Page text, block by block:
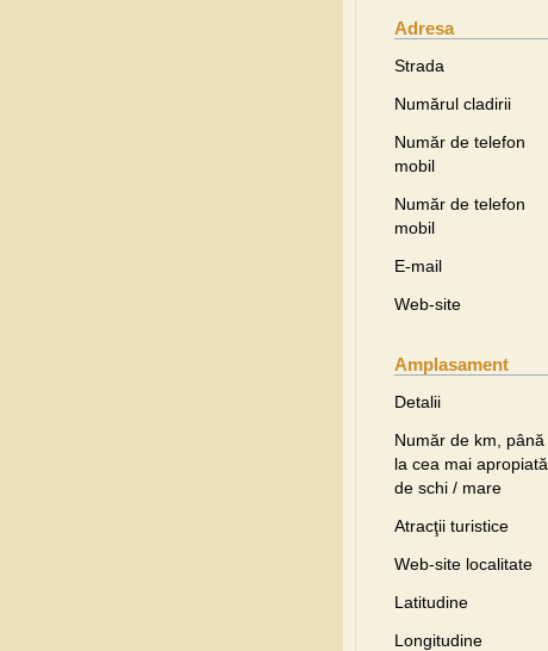
Adresa
Strada
Numărul cladirii
Număr de telefon
mobil
Număr de telefon
mobil
E-mail
Web-site
Amplasament
Detalii
Număr de km, până
la cea mai apropiată
de schi / mare
Atracţii turistice
Web-site localitate
Latitudine
Longitudine